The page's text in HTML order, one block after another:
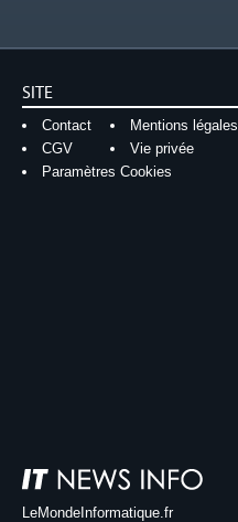
SITE
Contact
Mentions légales
CGV
Vie privée
Paramètres Cookies
LeMondeInformatique.fr